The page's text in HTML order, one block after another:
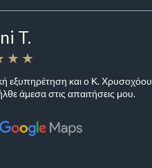
T.
εξυπηρέτηση και ο Κ. Χρυσοχόου
άμεσα στις απαιτήσεις μου.